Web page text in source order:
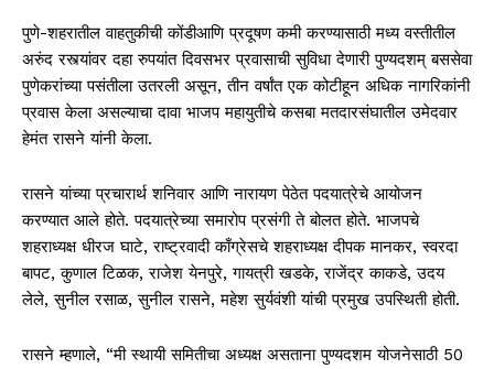
पुणे-शहरातील वाहतुकीची कोंडीआणि प्रदूषण कमी करण्यासाठी मध्य वस्तीतील
अरुंद रस्त्यांवर दहा रुपयांत दिवसभर प्रवासाची सुविधा देणारी पुण्यदशम् बससेवा
पुणेकरांच्या पसंतीला उतरली असून, तीन वर्षांत एक कोटीहून अधिक नागरिकांनी
प्रवास केला असल्याचा दावा भाजप महायुतीचे कसबा मतदारसंघातील उमेदवार
हेमंत रासने यांनी केला.
रासने यांच्या प्रचारार्थ शनिवार आणि नारायण पेठेत पदयात्रेचे आयोजन
करण्यात आले होते. पदयात्रेच्या समारोप प्रसंगी ते बोलत होते. भाजपचे
शहराध्यक्ष धीरज घाटे, राष्ट्रवादी काँग्रेसचे शहराध्यक्ष दीपक मानकर, स्वरदा
बापट, कुणाल टिळक, राजेश येनपुरे, गायत्री खडके, राजेंद्र काकडे, उदय
लेले, सुनील रसाळ, सुनील रासने, महेश सुर्यवंशी यांची प्रमुख उपस्थिती होती.
रासने म्हणाले, “मी स्थायी समितीचा अध्यक्ष असताना पुण्यदशम योजनेसाठी 50